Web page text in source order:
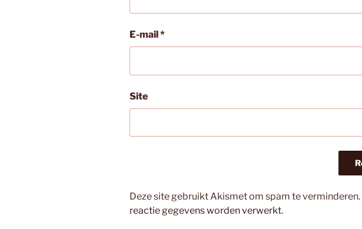
E-mail *
Site
Deze site gebruikt Akismet om spam te verminderen.
reactie gegevens worden verwerkt.